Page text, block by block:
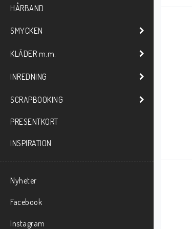
HÅRBAND
SMYCKEN
KLÄDER m.m.
INREDNING
SCRAPBOOKING
PRESENTKORT
INSPIRATION
Nyheter
Facebook
Instagram